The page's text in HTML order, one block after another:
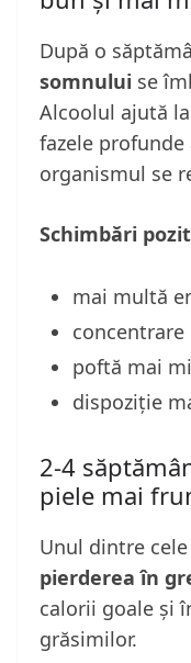
După o
somnului se
Alcoolul ajută
fazele
organismul se
Schimbări
mai multă
concentrare
poftă mai
dispoziție
2-4
piele mai
Unul dintre
pierderea în
calorii goale și
grăsimilor.